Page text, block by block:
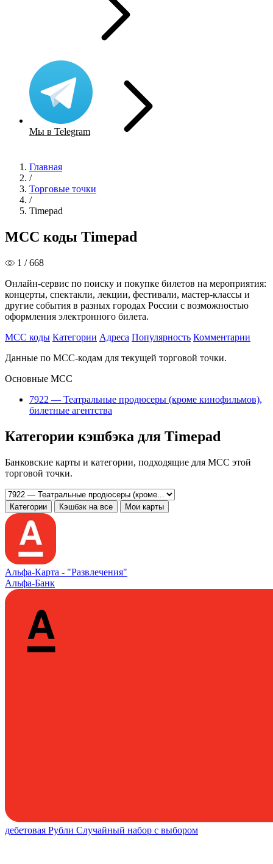
Мы в Telegram
Главная
/
Торговые точки
/
Timepad
MCC коды Timepad
1 / 668
Онлайн-сервис по поиску и покупке билетов на мероприятия:
концерты, спектакли, лекции, фестивали, мастер-классы и
другие события в разных городах России с возможностью
оформления электронного билета.
MCC коды Категории Адреса Популярность Комментарии
Данные по MCC-кодам для текущей торговой точки.
Основные MCC
7922 — Театральные продюсеры (кроме кинофильмов),
билетные агентства
Категории кэшбэка для Timepad
Банковские карты и категории, подходящие для MCC этой
торговой точки.
Категории Кэшбэк на все Мои карты
Альфа‑Карта - "Развлечения"
Альфа-Банк
дебетовая Рубли Случайный набор с выбором